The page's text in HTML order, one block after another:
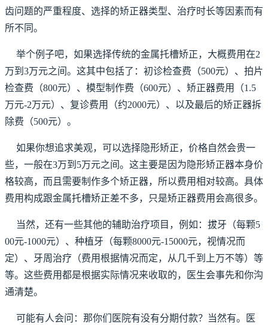
齿问题的严重程度、选择的矫正器类型、治疗时长等因素而有
所不同。
举个例子吧，如果选择传统的金属托槽矫正，大概费用在2
万到3万元之间。这其中包括了：初诊检查费（500元）、拍片
检查费（800元）、模型制作费（600元）、矫正器费用（1.5
万元-2万元）、复诊费用（约2000元）、以及最后的矫正器拆
除费（500元）。
如果你想追求美观，可以选择隐形矫正，价格自然会贵一
些，一般在3万到5万元之间。这主要是因为隐形矫正器本身价
格较高，而且需要制作多个矫正器，所以费用相对较高。具体
费用构成跟金属托槽矫正差不多，只是矫正器费用会高很多。
当然，还有一些其他的辅助治疗项目，例如：拔牙（每颗5
00元-1000元）、种植牙（每颗8000元-15000元，视情况而
定）、牙周治疗（费用根据情况而定，从几千到上万不等）等
等。这些费用都是根据实际情况来收取的，医生会事先和你沟
通清楚。
可能有人会问：那你们医院有没有分期付款？当然有。医